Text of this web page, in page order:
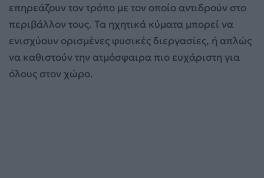
επηρεάζουν τον τρόπο με τον οποίο αντιδρούν στο
περιβάλλον τους. Τα ηχητικά κύματα μπορεί να
ενισχύουν ορισμένες φυσικές διεργασίες, ή απλώς
να καθιστούν την ατμόσφαιρα πιο ευχάριστη για
όλους στον χώρο.